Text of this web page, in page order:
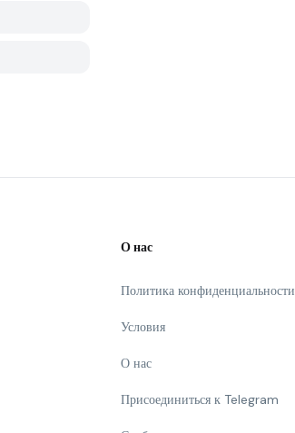
О нас
Политика конфиденциальности
Условия
О нас
Присоединиться к Telegram